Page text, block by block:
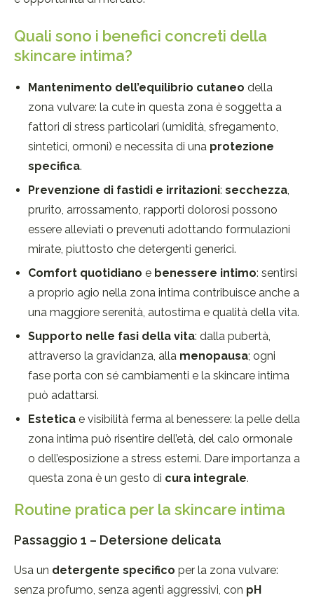
Quali sono i benefici concreti della
skincare intima?
Mantenimento dell’equilibrio cutaneo della
zona vulvare: la cute in questa zona è soggetta a
fattori di stress particolari (umidità, sfregamento,
sintetici, ormoni) e necessita di una protezione
specifica.
Prevenzione di fastidi e irritazioni: secchezza,
prurito, arrossamento, rapporti dolorosi possono
essere alleviati o prevenuti adottando formulazioni
mirate, piuttosto che detergenti generici.
Comfort quotidiano e benessere intimo: sentirsi
a proprio agio nella zona intima contribuisce anche a
una maggiore serenità, autostima e qualità della vita.
Supporto nelle fasi della vita: dalla pubertà,
attraverso la gravidanza, alla menopausa; ogni
fase porta con sé cambiamenti e la skincare intima
può adattarsi.
Estetica e visibilità ferma al benessere: la pelle della
zona intima può risentire dell’età, del calo ormonale
o dell’esposizione a stress esterni. Dare importanza a
questa zona è un gesto di cura integrale.
Routine pratica per la skincare intima
Passaggio 1 – Detersione delicata
Usa un detergente specifico per la zona vulvare:
senza profumo, senza agenti aggressivi, con pH